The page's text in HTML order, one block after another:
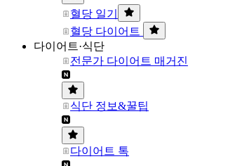
혈당 일기
혈당 다이어트
다이어트·식단
전문가 다이어트 매거진
식단 정보&꿀팁
다이어트 톡